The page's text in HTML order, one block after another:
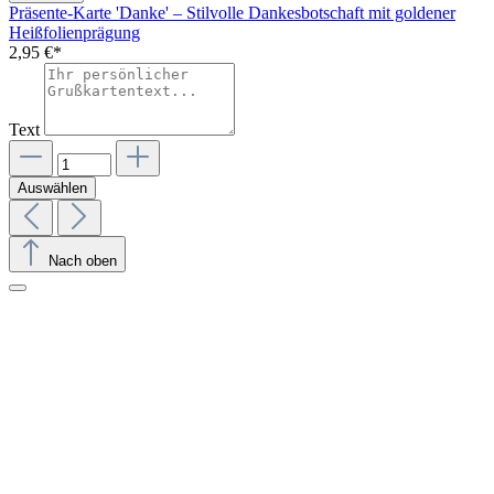
Präsente-Karte 'Danke' – Stilvolle Dankesbotschaft mit goldener
Heißfolienprägung
2,95 €*
Text
Auswählen
Nach oben